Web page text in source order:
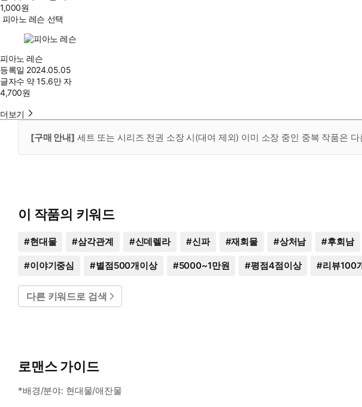
1,000원
피아노 레슨 선택
피아노 레슨
등록일 2024.05.05
글자수 약 15.6만 자
4,700원
더보기
[구매 안내] 세트 또는 시리즈 전권 소장 시(대여 제외) 이미 소장 중인 중복 작품은
이 작품의 키워드
#현대물 #삼각관계 #신데렐라 #신파 #재회물 #상처남 #후회남
#이야기중심 #별점500개이상 #5000~1만원 #평점4점이상 #리뷰100
다른 키워드로 검색
로맨스 가이드
*배경/분야: 현대물/애잔물